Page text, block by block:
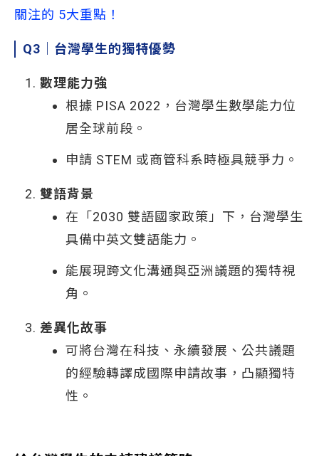
關注的 5大重點！
Q3 ｜台灣學生的獨特優勢
數理能力強
根據 PISA 2022，台灣學生數學能力位
居全球前段。
申請 STEM 或商管科系時極具競爭力。
雙語背景
在「2030 雙語國家政策」下，台灣學生
具備中英文雙語能力。
能展現跨文化溝通與亞洲議題的獨特視
角。
差異化故事
可將台灣在科技、永續發展、公共議題
的經驗轉譯成國際申請故事，凸顯獨特
性。